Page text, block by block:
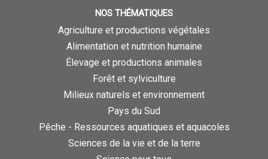
NOS THÉMATIQUES
Agriculture et productions végétales
Alimentation et nutrition humaine
Élevage et productions animales
Forêt et sylviculture
Milieux naturels et environnement
Pays du Sud
Pêche - Ressources aquatiques et aquacoles
Sciences de la vie et de la terre